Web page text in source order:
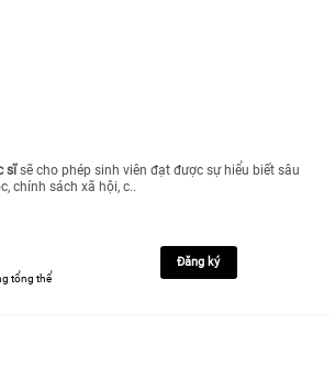
sĩsẽ cho phép sinh viên đạt được sự hiểu biết sâu
chính sách xã hội, c..
tổng thể
Đăng ký